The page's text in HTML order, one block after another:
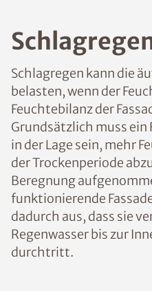
Schlagregen kann die
belasten, wenn der
Feuchtebilanz der
Grundsätzlich muss ein
in der Lage sein, mehr
der Trockenperiode
Beregnung
funktionierende
dadurch aus, dass sie
Regenwasser bis zur
durchtritt.